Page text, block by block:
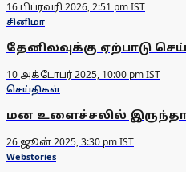
16 பிப்ரவரி 2026, 2:51 pm IST
சினிமா
தேனிலவுக்கு ஏற்பாடு
10 அக்டோபர் 2025, 10:00 pm IST
செய்திகள்
மன உளைச்சலில்
26 ஜூன் 2025, 3:30 pm IST
Webstories